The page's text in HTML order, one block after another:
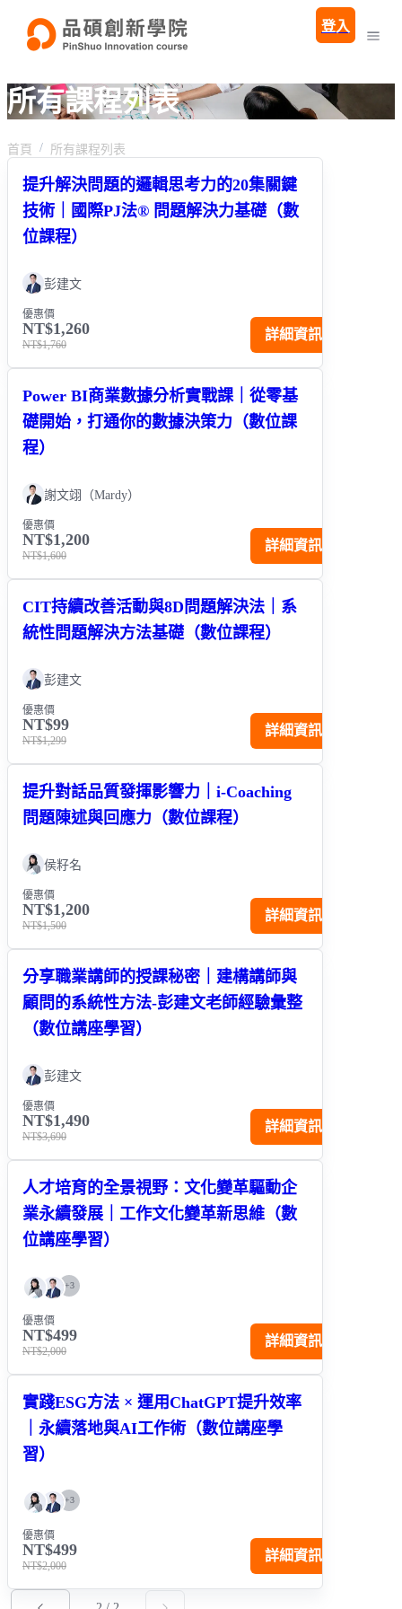
登入
所有課程列表
首頁 所有課程列表
提升解決問題的邏輯思考力的20集關鍵
技術｜國際PJ法® 問題解決力基礎（數
位課程）
彭建文
優惠價
NT$1,260
NT$1,760
詳細資訊
Power BI商業數據分析實戰課｜從零基
礎開始，打通你的數據決策力（數位課
程）
謝文翊（Mardy）
優惠價
NT$1,200
NT$1,600
詳細資訊
CIT持續改善活動與8D問題解決法｜系
統性問題解決方法基礎（數位課程）
彭建文
優惠價
NT$99
NT$1,299
詳細資訊
提升對話品質發揮影響力｜i-Coaching
問題陳述與回應力（數位課程）
侯籽名
優惠價
NT$1,200
NT$1,500
詳細資訊
分享職業講師的授課秘密｜建構講師與
顧問的系統性方法-彭建文老師經驗彙整
（數位講座學習）
彭建文
優惠價
NT$1,490
NT$3,690
詳細資訊
人才培育的全景視野：文化變革驅動企
業永續發展｜工作文化變革新思維（數
位講座學習）
+3
優惠價
NT$499
NT$2,000
詳細資訊
實踐ESG方法 × 運用ChatGPT提升效率
｜永續落地與AI工作術（數位講座學
習）
+3
優惠價
NT$499
NT$2,000
詳細資訊